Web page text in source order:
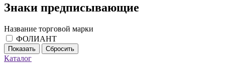
Знаки предписывающие
Название торговой марки
ФОЛИАНТ
Показать Сбросить
Каталог